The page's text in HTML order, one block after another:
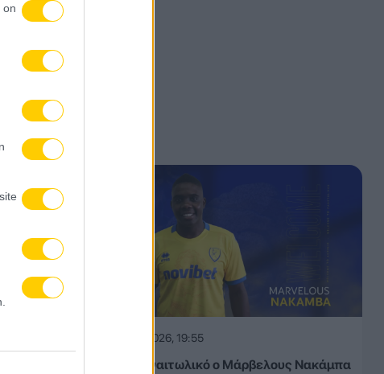
on
07.08.2026, 19:55
Στον Παναιτωλικό ο Μάρβελους Νακάμπα